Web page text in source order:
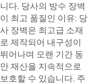
니다. 당사의 방수 장벽
이 최고 품질인 이유: 당
사 장벽은 최고급 소재
로 제작되어 내구성이
뛰어나며 오랜 기간 동
안 재산을 지속적으로
보호할 수 있습니다. 주